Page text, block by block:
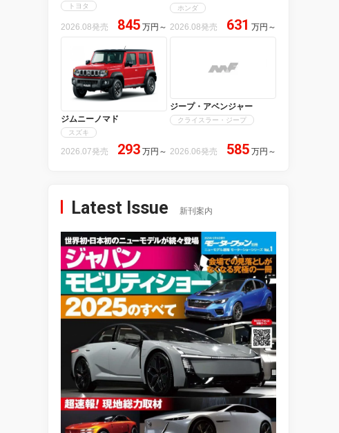
トヨタ
2026.08発売 845 万円 ～
ホンダ
2026.08発売 631 万円 ～
ジムニーノマド
スズキ
2026.07発売 293 万円 ～
ジープ・アベンジャー
クライスラー・ジープ
2026.06発売 585 万円 ～
Latest Issue 新刊案内